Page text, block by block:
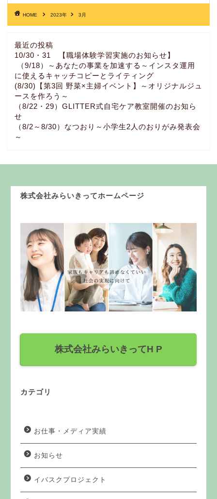
HOME 2023年 3月
最近の投稿
10/30・31 【職場体験学習実施のお知らせ】
（9/18）～あなたの事業を加速する～インスタ運用
に使えるキャッチコピーとライティング
(8/30)【第3回 野菜×主婦イベント】～オリジナルジュ
ースを作ろう～
（8/22・29）GLITTER式自宅ケア教室開催のお知ら
せ
（8/2～8/30）なつおり～小学生2人のおりがみ発表会
～
株式会社みらいきってホームページ
株式会社みらいきってH P
カテゴリ
お仕事・メディア実績
お知らせ
イバスクプロジェクト